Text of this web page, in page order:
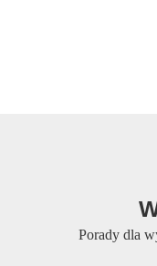
Porady dla